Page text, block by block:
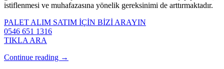
istiflenmesi ve muhafazasına yönelik gereksinimi de arttırmaktadır.
PALET ALIM SATIM İÇİN BİZİ ARAYIN
0546 651 1316
TIKLA ARA
Continue reading →